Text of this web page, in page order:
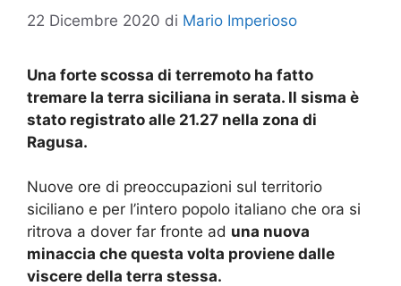
22 Dicembre 2020 di Mario Imperioso
Una forte scossa di terremoto ha fatto
tremare la terra siciliana in serata. Il sisma è
stato registrato alle 21.27 nella zona di
Ragusa.
Nuove ore di preoccupazioni sul territorio
siciliano e per l’intero popolo italiano che ora si
ritrova a dover far fronte ad una nuova
minaccia che questa volta proviene dalle
viscere della terra stessa.